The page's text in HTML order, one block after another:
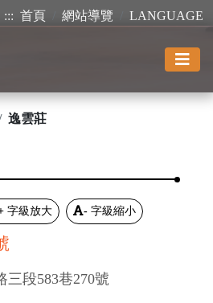
::: 首頁 網站導覽 LANGUAGE
逸雲莊
字級放大 - 字級縮小
段583巷270號